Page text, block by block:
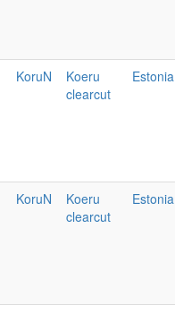
KoruN
Koeru
clearcut
Estonia
KoruN
Koeru
clearcut
Estonia